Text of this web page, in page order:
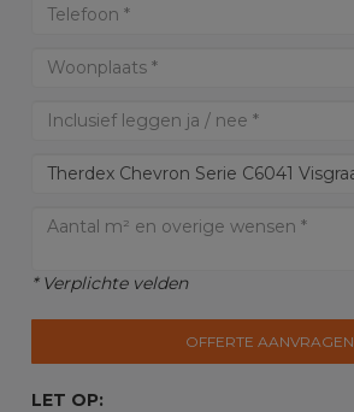
* Verplichte velden
OFFERTE AANVRAGEN
LET OP: